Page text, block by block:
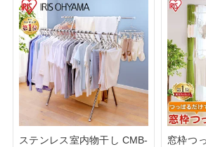
ステンレス室内物干し CMB-
窓枠つ